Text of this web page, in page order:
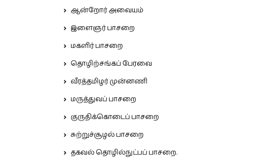
ஆன்றோர் அவையம்
இளைஞர் பாசறை
மகளிர் பாசறை
தொழிற்சங்கப் பேரவை
வீரத்தமிழர் முன்னணி
மருத்துவப் பாசறை
குருதிக்கொடைப் பாசறை
சுற்றுச்சூழல் பாசறை
தகவல் தொழில்நுட்பப் பாசறை.